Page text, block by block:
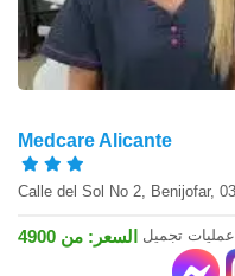
Medcare Alicante
عمليات تجميل